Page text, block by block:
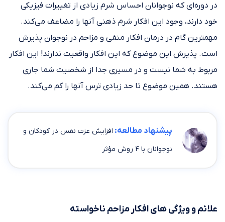
در دوره‌ای که نوجوانان احساس شرم زیادی از تغییرات فیزیکی
خود دارند، وجود این افکار شرم ذهنی آنها را مضاعف می‌کند.
مهمترین گام در درمان افکار منفی و مزاحم در نوجوان پذیرش
است. پذیرش این موضوع که این افکار واقعیت ندارند! این افکار
مربوط به شما نیست و در مسیری جدا از شخصیت شما جاری
هستند. همین موضوع تا حد زیادی ترس آنها را کم می‌کند.
پیشنهاد مطالعه: افزایش عزت نفس در کودکان و
نوجوانان با ۴ روش مؤثر
علائم و ویژگی‌ های افکار مزاحم ناخواسته